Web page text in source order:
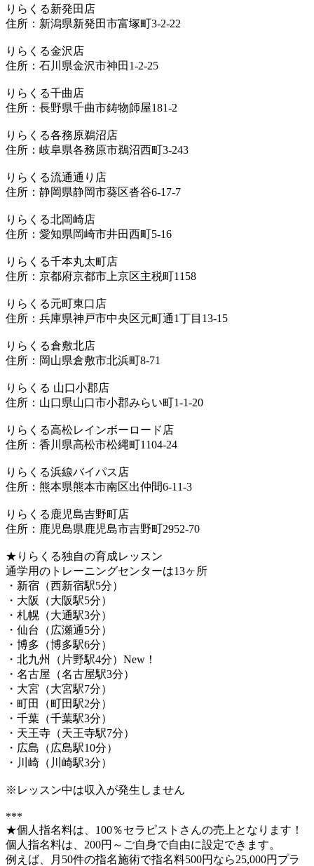
りらくる新発田店
住所：新潟県新発田市富塚町3-2-22
りらくる金沢店
住所：石川県金沢市神田1-2-25
りらくる千曲店
住所：長野県千曲市鋳物師屋181-2
りらくる各務原鵜沼店
住所：岐阜県各務原市鵜沼西町3-243
りらくる流通通り店
住所：静岡県静岡市葵区沓谷6-17-7
りらくる北岡崎店
住所：愛知県岡崎市井田西町5-16
りらくる千本丸太町店
住所：京都府京都市上京区主税町1158
りらくる元町東口店
住所：兵庫県神戸市中央区元町通1丁目13-15
りらくる倉敷北店
住所：岡山県倉敷市北浜町8-71
りらくる 山口小郡店
住所：山口県山口市小郡みらい町1-1-20
りらくる高松レインボーロード店
住所：香川県高松市松縄町1104-24
りらくる浜線バイパス店
住所：熊本県熊本市南区出仲間6-11-3
りらくる鹿児島吉野町店
住所：鹿児島県鹿児島市吉野町2952-70
★りらくる独自の育成レッスン
通学用のトレーニングセンターは13ヶ所
・新宿（西新宿駅5分）
・大阪（大阪駅5分）
・札幌（大通駅3分）
・仙台（広瀬通5分）
・博多（博多駅6分）
・北九州（片野駅4分）New！
・名古屋（名古屋駅3分）
・大宮（大宮駅7分）
・町田（町田駅2分）
・千葉（千葉駅3分）
・天王寺（天王寺駅7分）
・広島（広島駅10分）
・川崎（川崎駅3分）
※レッスン中は収入が発生しません
***
★個人指名料は、100％セラピストさんの売上となります！
個人指名料は、200円～ご自身で自由に設定できます。
例えば、月50件の指名施術で指名料500円なら25,000円プラ